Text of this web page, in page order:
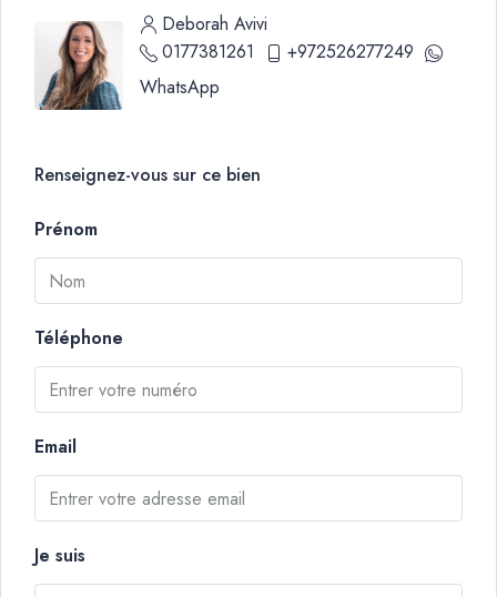
Deborah Avivi
0177381261
+972526277249
WhatsApp
Renseignez-vous sur ce bien
Prénom
Téléphone
Email
Je suis